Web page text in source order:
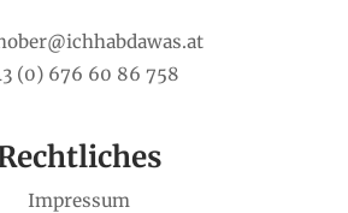
(0) 676 60 86 758
Impressum